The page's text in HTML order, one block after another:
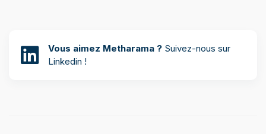
Vous aimez Metharama ? Suivez-nous sur
Linkedin !